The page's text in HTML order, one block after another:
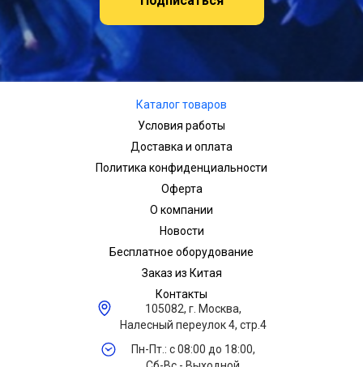
Каталог товаров
Условия работы
Доставка и оплата
Политика конфиденциальности
Оферта
О компании
Новости
Бесплатное оборудование
Заказ из Китая
Контакты
105082, г. Москва,
Налесный переулок 4, стр.4
Пн-Пт.: с 08:00 до 18:00,